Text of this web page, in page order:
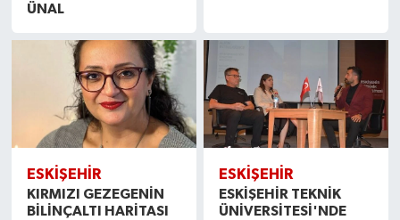
ÜNAL
ESKİŞEHİR
KIRMIZI GEZEGENİN
BİLİNÇALTI HARİTASI
ESKİŞEHİR
ESKİŞEHİR TEKNİK
ÜNİVERSİTESİ'NDE